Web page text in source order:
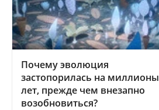
Почему эволюция
застопорилась на миллионы
лет, прежде чем внезапно
возобновиться?